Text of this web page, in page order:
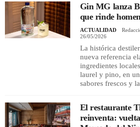
Gin MG lanza
que rinde
ACTUALIDAD
26/05/2026
La histórica
nueva referencia
ingredientes
laurel y pino, en
sabores frescos y
El restaurante
reinventa: